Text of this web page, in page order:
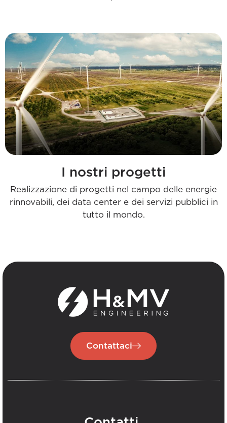
I nostri progetti
Realizzazione di progetti nel campo delle energie
rinnovabili, dei data center e dei servizi pubblici in
tutto il mondo.
Contattaci